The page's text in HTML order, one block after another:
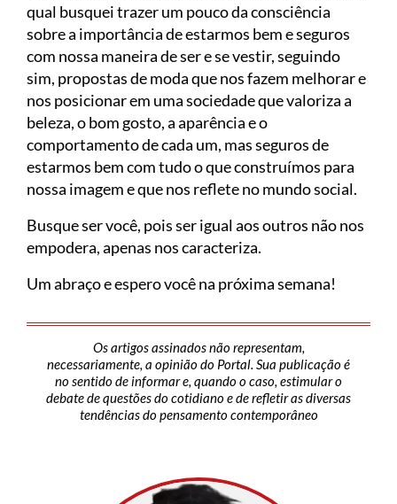
qual busquei trazer um pouco da consciência
sobre a importância de estarmos bem e seguros
com nossa maneira de ser e se vestir, seguindo
sim, propostas de moda que nos fazem melhorar e
nos posicionar em uma sociedade que valoriza a
beleza, o bom gosto, a aparência e o
comportamento de cada um, mas seguros de
estarmos bem com tudo o que construímos para
nossa imagem e que nos reflete no mundo social.
Busque ser você, pois ser igual aos outros não nos
empodera, apenas nos caracteriza.
Um abraço e espero você na próxima semana!
Os artigos assinados não representam,
necessariamente, a opinião do Portal. Sua publicação é
no sentido de informar e, quando o caso, estimular o
debate de questões do cotidiano e de refletir as diversas
tendências do pensamento contemporâneo